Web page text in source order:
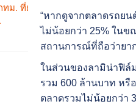
“หากดูจากตลาดรถยน
ไม่น้อยกว่า 25% ในข
สถานการณ์ที่ถือว่ายา
ในส่วนของลามิน่าฟิล์
รวม 600 ล้านบาท หรื
ตลาดรวมไม่น้อยกว่า